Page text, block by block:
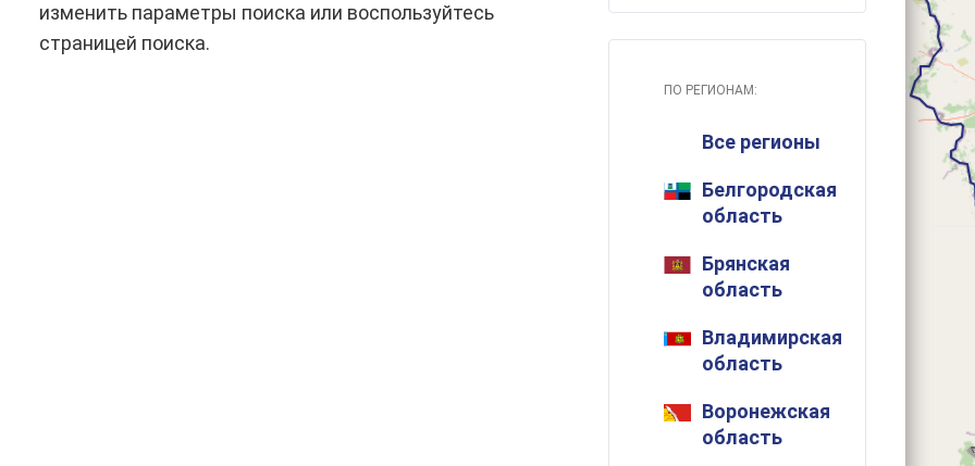
изменить параметры поиска или воспользуйтесь
страницей поиска.
ПО РЕГИОНАМ:
Все регионы
Белгородская
область
Брянская
область
Владимирская
область
Воронежская
область